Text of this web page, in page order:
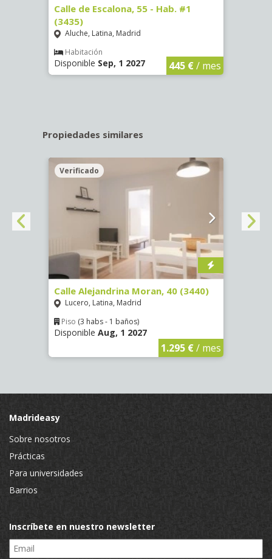
Calle de Escalona, 55 - Hab. #1
(3435)
Aluche, Latina, Madrid
Habitación
Disponible Sep, 1 2027 445 €/ mes
Propiedades similares
Verificado
Calle Alejandrina Moran, 40 (3440)
Lucero, Latina, Madrid
Piso (3 habs - 1 baños)
Disponible Aug, 1 2027
1.295 €/ mes
Madrideasy
Sobre nosotros
Prácticas
Para universidades
Barrios
Inscríbete en nuestro newsletter
Email